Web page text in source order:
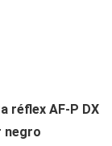
réflex AF-P DX
negro